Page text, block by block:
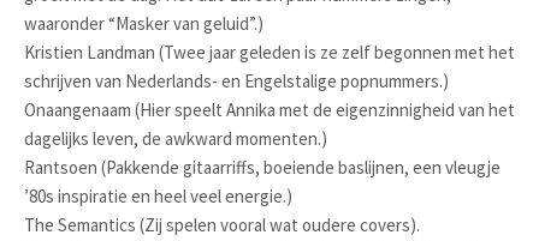
waaronder “Masker van geluid”.)
Kristien Landman (Twee jaar geleden is ze zelf begonnen met het
schrijven van Nederlands- en Engelstalige popnummers.)
Onaangenaam (Hier speelt Annika met de eigenzinnigheid van het
dagelijks leven, de awkward momenten.)
Rantsoen (Pakkende gitaarriffs, boeiende baslijnen, een vleugje
’80s inspiratie en heel veel energie.)
The Semantics (Zij spelen vooral wat oudere covers).